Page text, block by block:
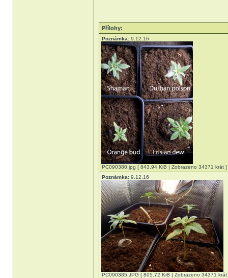
Přílohy:
Poznámka: 9.12.16
PC090380.jpg [ 843.94 KiB | Zobrazeno 34371 krát ]
Poznámka: 9.12.16
PC090385.JPG [ 805.72 KiB | Zobrazeno 34371 krát